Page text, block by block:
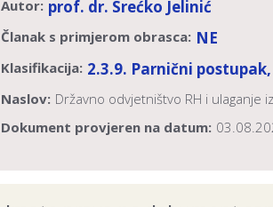
Autor: prof. dr. Srećko Jelinić
Članak s primjerom obrasca: NE
Klasifikacija: 2.3.9. Parnični
Naslov: Državno odvjetništvo RH i ulaganje
Dokument provjeren na datum: